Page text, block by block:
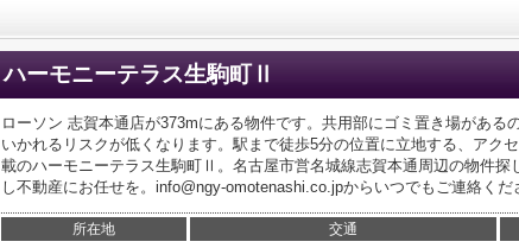
ハーモニーテラス生駒町Ⅱ
ローソン 志賀本通店が373mにある物件です。共用部にゴミ置き場がある
いかれるリスクが低くなります。駅まで徒歩5分の位置に立地する、アク
載のハーモニーテラス生駒町Ⅱ。名古屋市営名城線志賀本通周辺の物件探
し不動産にお任せを。info@ngy-omotenashi.co.jpからいつでもご連絡くだ
所在地 交通